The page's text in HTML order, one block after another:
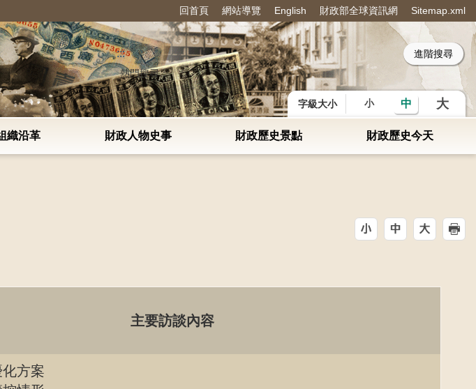
回首頁 網站導覽 English 財政部全球資訊網 Sitemap.xml
:::
熱門搜尋：
字級大小 小 中 大
織沿革 財政人物史事 財政歷史景點 財政歷史今天
主要訪談內容
方案